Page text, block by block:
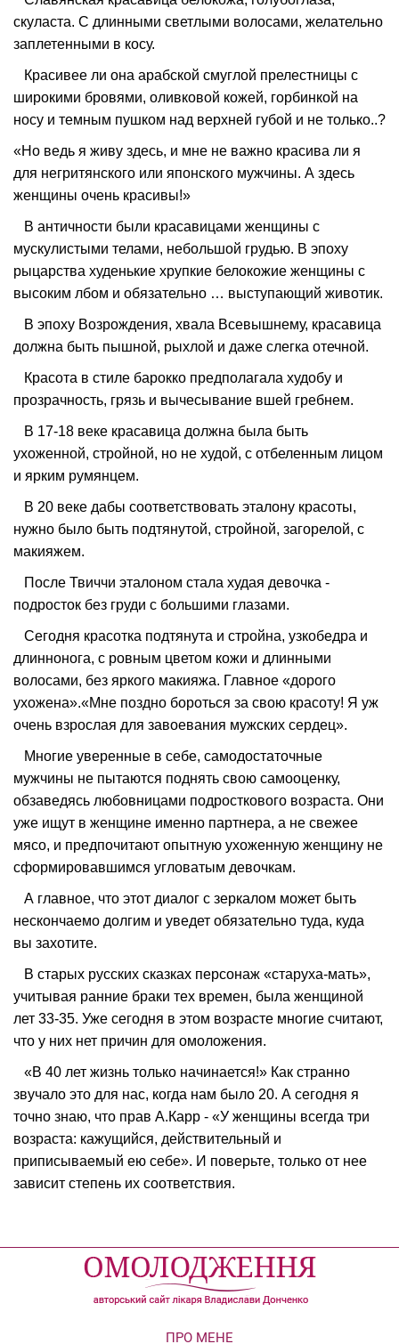
скуласта. С длинными светлыми волосами, желательно
заплетенными в косу.
Красивее ли она арабской смуглой прелестницы с
широкими бровями, оливковой кожей, горбинкой на
носу и темным пушком над верхней губой и не только..?
«Но ведь я живу здесь, и мне не важно красива ли я
для негритянского или японского мужчины. А здесь
женщины очень красивы!»
В античности были красавицами женщины с
мускулистыми телами, небольшой грудью. В эпоху
рыцарства худенькие хрупкие белокожие женщины с
высоким лбом и обязательно … выступающий животик.
В эпоху Возрождения, хвала Всевышнему, красавица
должна быть пышной, рыхлой и даже слегка отечной.
Красота в стиле барокко предполагала худобу и
прозрачность, грязь и вычесывание вшей гребнем.
В 17-18 веке красавица должна была быть
ухоженной, стройной, но не худой, с отбеленным лицом
и ярким румянцем.
В 20 веке дабы соответствовать эталону красоты,
нужно было быть подтянутой, стройной, загорелой, с
макияжем.
После Твиччи эталоном стала худая девочка -
подросток без груди с большими глазами.
Сегодня красотка подтянута и стройна, узкобедра и
длиннонога, с ровным цветом кожи и длинными
волосами, без яркого макияжа. Главное «дорого
ухожена».«Мне поздно бороться за свою красоту! Я уж
очень взрослая для завоевания мужских сердец».
Многие уверенные в себе, самодостаточные
мужчины не пытаются поднять свою самооценку,
обзаведясь любовницами подросткового возраста. Они
уже ищут в женщине именно партнера, а не свежее
мясо, и предпочитают опытную ухоженную женщину не
сформировавшимся угловатым девочкам.
А главное, что этот диалог с зеркалом может быть
нескончаемо долгим и уведет обязательно туда, куда
вы захотите.
В старых русских сказках персонаж «старуха-мать»,
учитывая ранние браки тех времен, была женщиной
лет 33-35. Уже сегодня в этом возрасте многие считают,
что у них нет причин для омоложения.
«В 40 лет жизнь только начинается!» Как странно
звучало это для нас, когда нам было 20. А сегодня я
точно знаю, что прав А.Карр - «У женщины всегда три
возраста: кажущийся, действительный и
приписываемый ею себе». И поверьте, только от нее
зависит степень их соответствия.
ПРО МЕНЕ